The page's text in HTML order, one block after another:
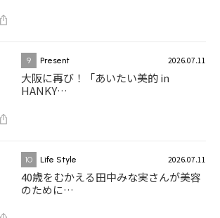
9 Present 2026.07.11
大阪に再び！「あいたい美的 in
HANKY…
10 Life Style 2026.07.11
40歳をむかえる田中みな実さんが美容
のために…